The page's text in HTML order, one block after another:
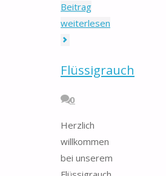
Beitrag
weiterlesen
Flüssigrauch
0
Herzlich
willkommen
bei unserem